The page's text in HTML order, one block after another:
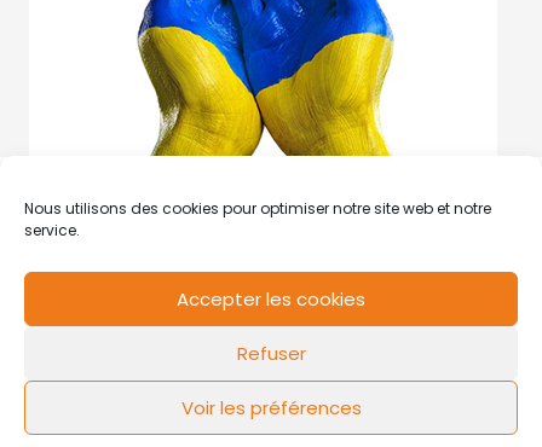
Nous utilisons des cookies pour optimiser notre site web et notre
service.
Accepter les cookies
Refuser
Voir les préférences
Mentions légales Politique de cookies
FLOW44